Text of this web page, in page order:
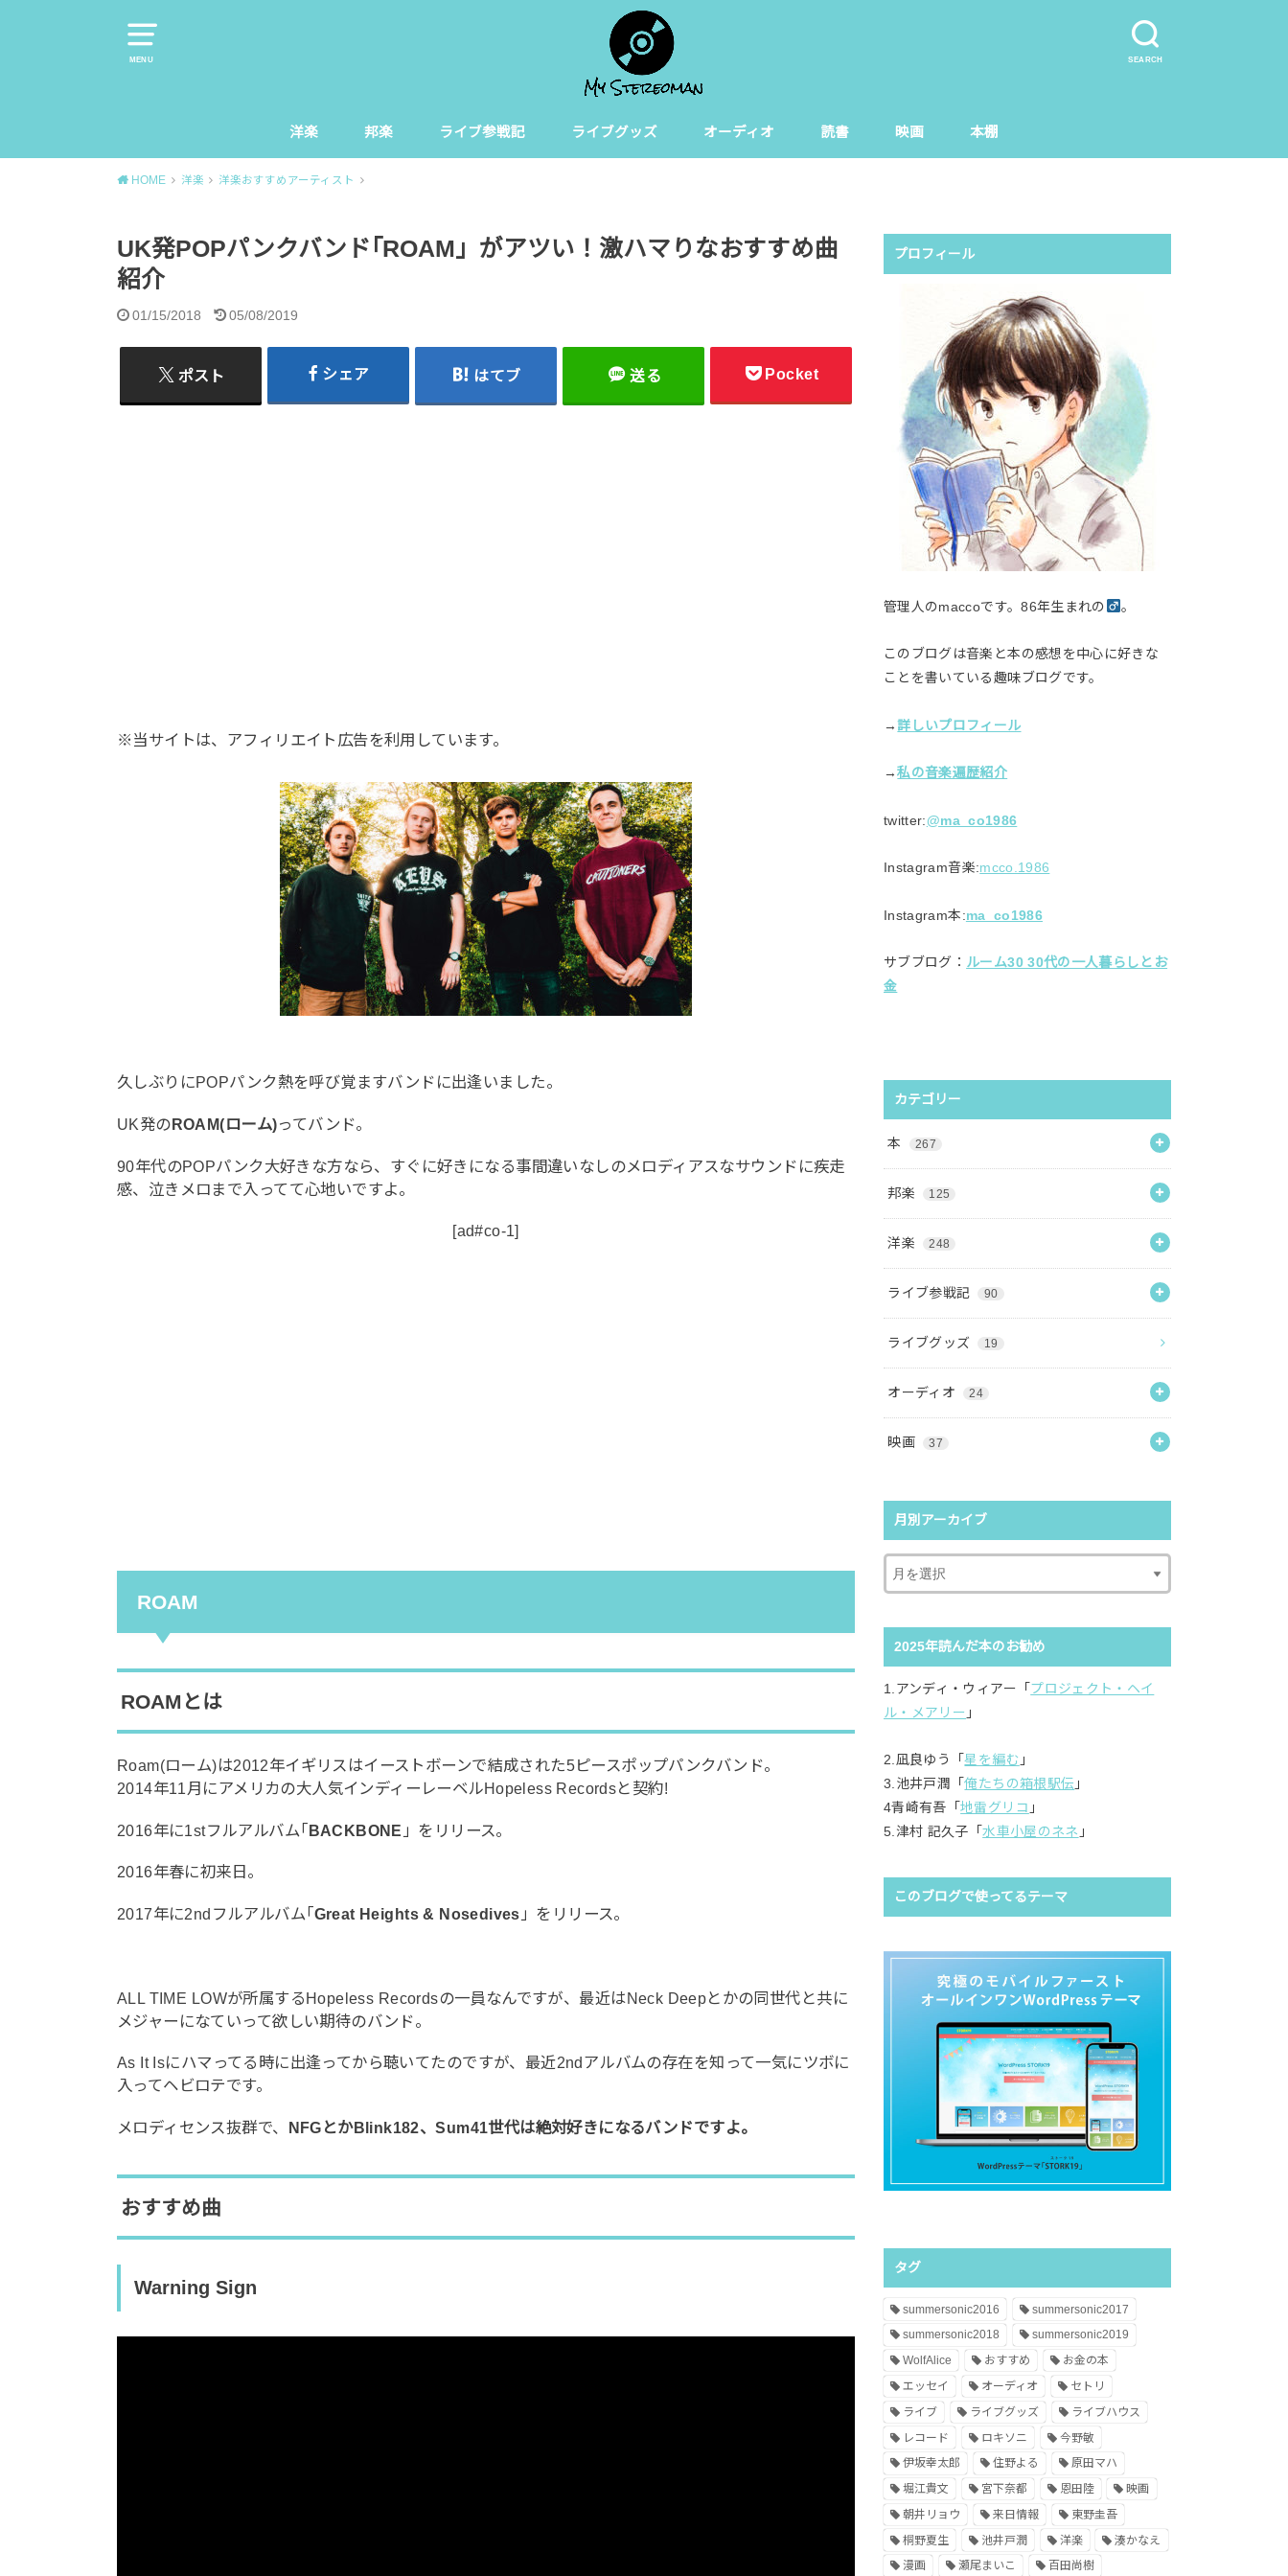
MENU SEARCH
洋楽 邦楽 ライブ参戦記 ライブグッズ オーディオ 読書 映画 本棚
HOME 洋楽 洋楽おすすめアーティスト
UK発POPパンクバンド｢ROAM」がアツい！激ハマりなおすすめ曲
紹介
01/15/2018 05/08/2019
ポスト シェア はてブ 送る Pocket
※当サイトは、アフィリエイト広告を利用しています。
久しぶりにPOPパンク熱を呼び覚ますバンドに出逢いました。
UK発のROAM(ローム)ってバンド。
90年代のPOPパンク大好きな方なら、すぐに好きになる事間違いなしのメロディアスなサウンドに疾走
感、泣きメロまで入ってて心地いですよ。
[ad#co-1]
ROAM
ROAMとは
Roam(ローム)は2012年イギリスはイーストボーンで結成された5ピースポップパンクバンド。
2014年11月にアメリカの大人気インディーレーベルHopeless Recordsと契約!
2016年に1stフルアルバム｢BACKBONE 」をリリース。
2016年春に初来日。
2017年に2ndフルアルバム｢Great Heights & Nosedives 」をリリース。
ALL TIME LOWが所属するHopeless Recordsの一員なんですが、最近はNeck Deepとかの同世代と共に
メジャーになていって欲しい期待のバンド。
As It Isにハマってる時に出逢ってから聴いてたのですが、最近2ndアルバムの存在を知って一気にツボに
入ってヘビロテです。
メロディセンス抜群で、 NFGとかBlink182、Sum41世代は絶対好きになるバンドですよ。
おすすめ曲
Warning Sign
プロフィール
管理人のmaccoです。86年生まれの 。
このブログは音楽と本の感想を中心に好きな
ことを書いている趣味ブログです。
→詳しいプロフィール
→私の音楽遍歴紹介
twitter:@ma_co1986
Instagram音楽:mcco.1986
Instagram本:ma_co1986
サブブログ： ルーム30 30代の一人暮らしとお
金
カテゴリー
本 267
邦楽 125
洋楽 248
ライブ参戦記 90
ライブグッズ 19
オーディオ 24
映画 37
月別アーカイブ
2025年読んだ本のお勧め
1.アンディ・ウィアー「 プロジェクト・ヘイ
ル・メアリー 」
2.凪良ゆう「星を編む 」
3.池井戸潤「俺たちの箱根駅伝 」
4青崎有吾「地雷グリコ 」
5.津村 記久子「水車小屋のネネ 」
このブログで使ってるテーマ
タグ
summersonic2016
summersonic2017
summersonic2018
summersonic2019
WolfAlice
おすすめ
お金の本
エッセイ
オーディオ
セトリ
ライブ
ライブグッズ
ライブハウス
レコード
ロキソニ
今野敏
伊坂幸太郎
住野よる
原田マハ
堀江貴文
宮下奈都 恩田陸
映画
朝井リョウ
来日情報
東野圭吾
桐野夏生
池井戸潤 洋楽
湊かなえ
漫画
瀬尾まいこ
百田尚樹